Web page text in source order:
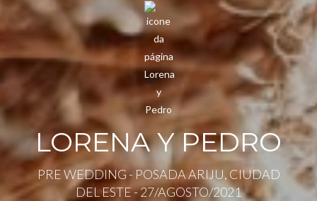
LORENA Y PEDRO
PRE WEDDING - POSADA ARIJU, CIUDAD
DEL ESTE - 27/AGOSTO/2021